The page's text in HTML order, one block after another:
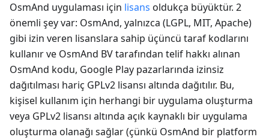
OsmAnd uygulaması için lisans oldukça büyüktür. 2
önemli şey var: OsmAnd, yalnızca (LGPL, MIT, Apache)
gibi izin veren lisanslara sahip üçüncü taraf kodlarını
kullanır ve OsmAnd BV tarafından telif hakkı alınan
OsmAnd kodu, Google Play pazarlarında izinsiz
dağıtılması hariç GPLv2 lisansı altında dağıtılır. Bu,
kişisel kullanım için herhangi bir uygulama oluşturma
veya GPLv2 lisansı altında açık kaynaklı bir uygulama
oluşturma olanağı sağlar (çünkü OsmAnd bir platform